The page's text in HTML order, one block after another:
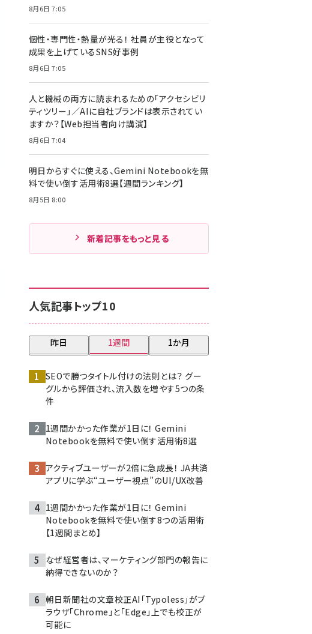
8月6日 7:05
個性・専門性・熱量が光る！ 社員が主役となって
成果を上げているSNS好事例
8月6日 7:05
人と機械の両方に読まれるための「アクセシビリ
ティツリー」／AIに自社ブランドは表示されてい
ますか？【Web担当者向け講演】
8月6日 7:04
明日からすぐに使える、Gemini Notebookを無
料で使い倒す活用術8選【週間ランキング】
8月5日 8:00
新着記事をもっと見る
人気記事トップ10
昨日 1週間 1か月
SEOで勝つタイトル付けの法則とは？ グー
グルから評価され、流入数を増やす5つの条
件
1週間かかった作業が1日に！ Gemini
Notebookを無料で使い倒す活用術8選
アクティブユーザーが2倍に急成長！ JA共済
アプリに学ぶ“ユーザー視点”のUI/UX改善
1週間かかった作業が1日に！ Gemini
Notebookを無料で使い倒す8つの活用術
【1週間まとめ】
なぜ経営者は、マーケティング部門の報告に
納得できないのか？
朝日新聞社の文章校正AI「Typoless」がブ
ラウザ「Chrome」と「Edge」上でも校正が
可能に